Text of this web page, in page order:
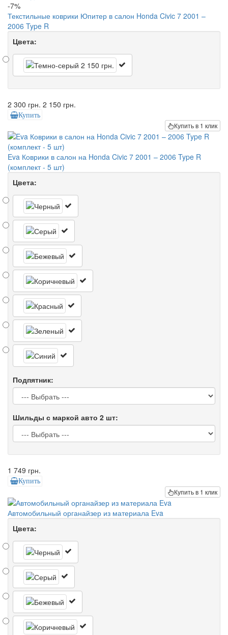
-7%
Текстильные коврики Юпитер в салон Honda Civic 7 2001 –
2006 Type R
Цвета:
2 300 грн. 2 150 грн.
Купить
Купить в 1 клик
Eva Коврики в салон на Honda Civic 7 2001 – 2006 Type R
(комплект - 5 шт)
Цвета:
Подпятник:
Шильды с маркой авто 2 шт:
1 749 грн.
Купить
Купить в 1 клик
Автомобильный органайзер из материала Eva
Цвета: